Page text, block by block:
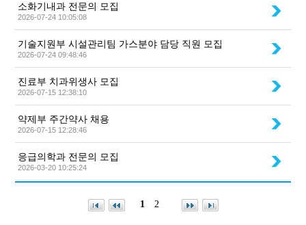
소화기내과 전문의 모집
2026-07-24 10:05:08
기술지원부 시설관리팀 가스분야 담당 직원 모집
2026-07-24 09:48:46
진료부 치과위생사 모집
2026-07-15 12:38:10
약제부 주간약사 채용
2026-07-15 12:28:46
응급의학과 전문의 모집
2026-03-20 10:25:24
1 2